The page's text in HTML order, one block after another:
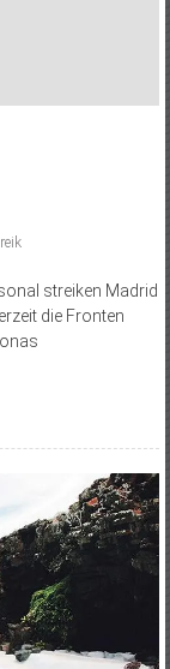
streiken Madrid
die Fronten